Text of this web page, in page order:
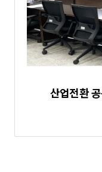
산업전환